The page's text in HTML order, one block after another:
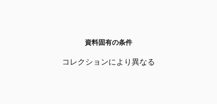
資料固有の条件
コレクションにより異なる